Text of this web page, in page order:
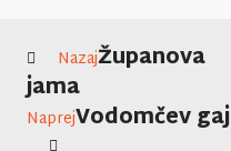
NazajŽupanova
jama
NaprejVodomčev gaj